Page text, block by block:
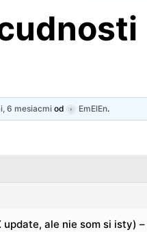
6 mesiacmi od EmElEn.
ale nie som si isty) –